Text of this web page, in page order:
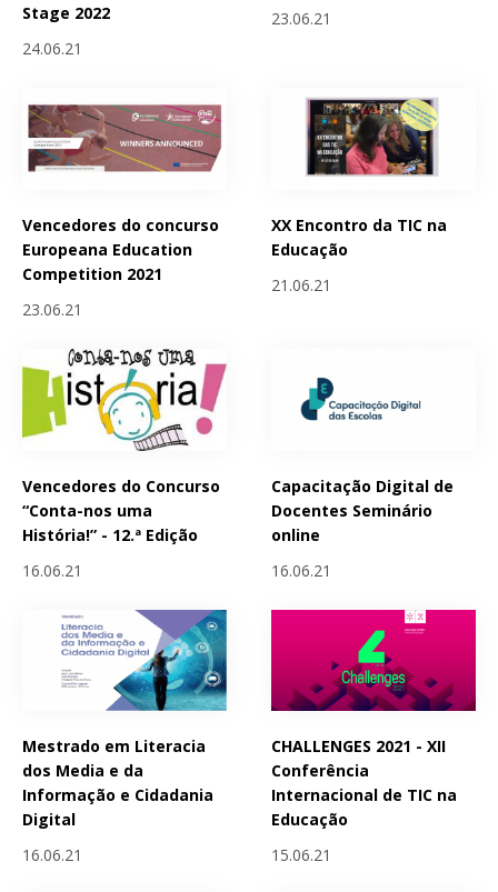
Stage 2022
24.06.21
23.06.21
Vencedores do concurso
Europeana Education
Competition 2021
23.06.21
XX Encontro da TIC na
Educação
21.06.21
Vencedores do Concurso
“Conta-nos uma
História!” - 12.ª Edição
16.06.21
Capacitação Digital de
Docentes Seminário
online
16.06.21
Mestrado em Literacia
dos Media e da
Informação e Cidadania
Digital
16.06.21
CHALLENGES 2021 - XII
Conferência
Internacional de TIC na
Educação
15.06.21